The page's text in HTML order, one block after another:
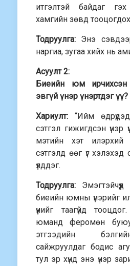
итгэлтэй байдаг
хамгийн зөвд
Тодруулга: Энэ
наргиа, зугаа хийх нь
Асуулт 2:
Биеийн юм ирчихсэн
эвгүй үнэр үнэртдэг үү?
Хариулт: “Ийм
сэтгэл гижигдсэн үнэр
мэтийн хэт
сэтгэлд өөг үг хэлэхэд
үлддэг.
Тодруулга:
биеийн юмны үнэрийг
үүнийг таагүйд
юманд феромөн буюу
этгээдийн
сайжруулдаг бодис
тул эр хүнд энэ үнэр